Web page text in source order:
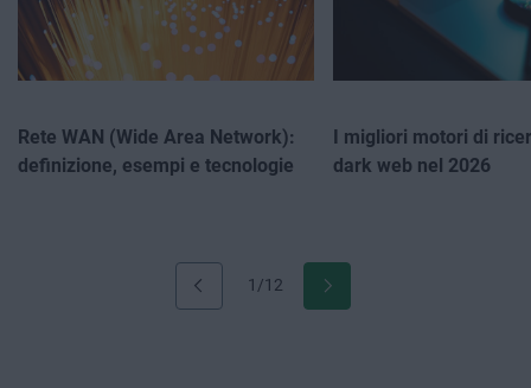
1/12
Rete WAN (Wide Area Network):
definizione, esempi e tecnologie
I migliori motori di
dark web nel 2026